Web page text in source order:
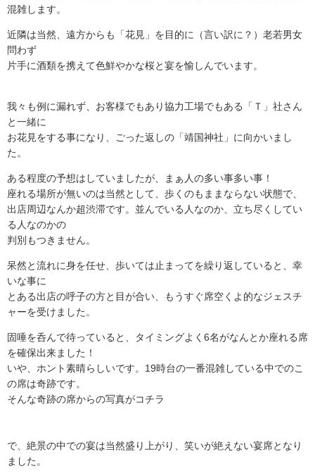
混雑します。
近隣は当然、遠方からも「花見」を目的に（言い訳に？）老若男女
問わず
片手に酒類を携えて色鮮やかな桜と宴を愉しんでいます。
我々も例に漏れず、お客様でもあり協力工場でもある「Ｔ」社さん
と一緒に
お花見をする事になり、ごった返しの「靖国神社」に向かいまし
た。
ある程度の予想はしていましたが、まぁ人の多い事多い事！
座れる場所が無いのは当然として、歩くのもままならない状態で、
出店周辺なんか超渋滞です。並んでいる人なのか、立ち尽くしてい
る人なのかの
判別もつきません。
呆然と流れに身を任せ、歩いては止まってを繰り返していると、幸
いな事に
とある出店の呼子の方と目が合い、もうすぐ席空くよ的なジェスチ
ャーを受けました。
固唾を呑んで待っていると、タイミングよく6名がなんとか座れる席
を確保出来ました！
いや、ホント素晴らしいです。19時台の一番混雑している中でのこ
の席は奇跡です。
そんな奇跡の席からの写真がコチラ
で、絶景の中での宴は当然盛り上がり、笑いが絶えない宴席となり
ました。